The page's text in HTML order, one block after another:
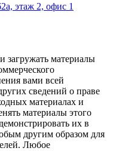
этаж 2, офис 1
загружать материалы
вами всей
сведений о праве
материалах и
материалы этого
их в
другим образом для
Любое